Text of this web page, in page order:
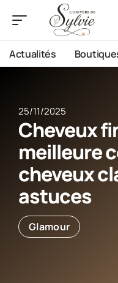
Actualités
25/11/2025
Cheveux
meilleure
cheveux
astuces
Glamour